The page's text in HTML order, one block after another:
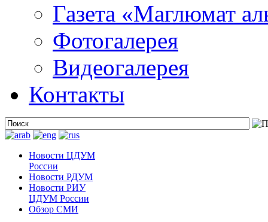
Газета «Маглюмат
Фотогалерея
Видеогалерея
Контакты
Новости ЦДУМ
России
Новости РДУМ
Новости РИУ
ЦДУМ России
Обзор СМИ